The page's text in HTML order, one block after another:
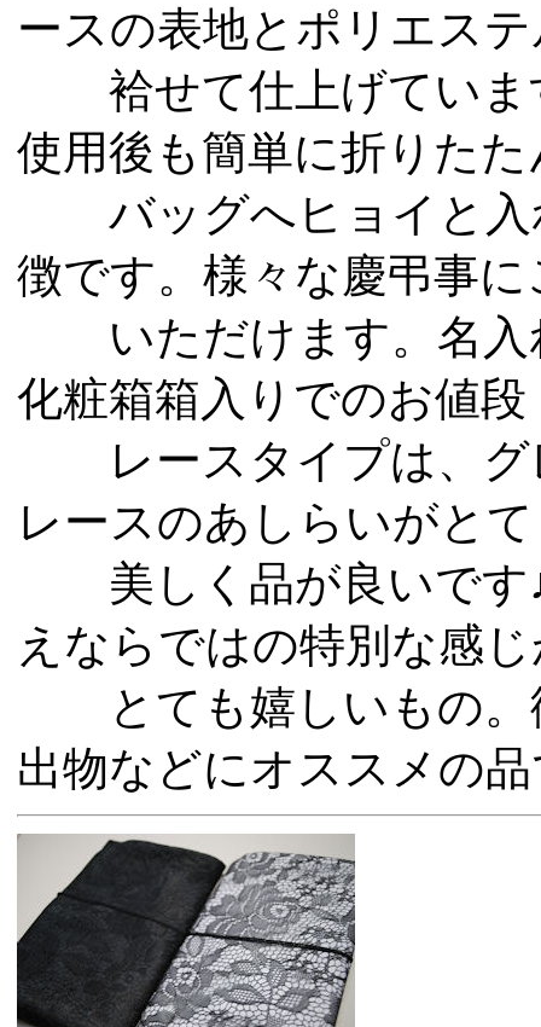
ースの表地とポリエス
袷せて仕上げていま
使用後も簡単に折りたた
バッグへヒョイと入
徴です。様々な慶弔事に
いただけます。名入
化粧箱箱入りでのお値段
レースタイプは、グ
レースのあしらいがと
美しく品が良いです♪
えならではの特別な感
とても嬉しいもの。
出物などにオススメの